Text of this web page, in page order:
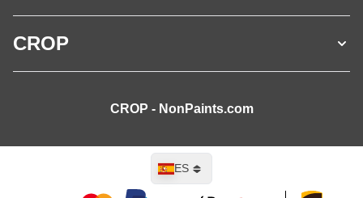
CROP
CROP - NonPaints.com
Lenguaje
ES